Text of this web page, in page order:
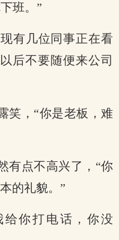
班。”
有几位同事正在看
后不要随便来公司
笑，“你是老板，难
有点不高兴了，“你
的礼貌。”
给你打电话，你没